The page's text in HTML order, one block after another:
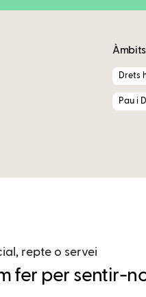
Drets
Pau i
repte o servei
fer per sentir-